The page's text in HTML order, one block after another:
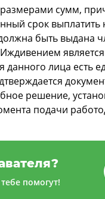
размерами сумм,
срок
быть выдана
лица есть
решение,
подачи
помогут!